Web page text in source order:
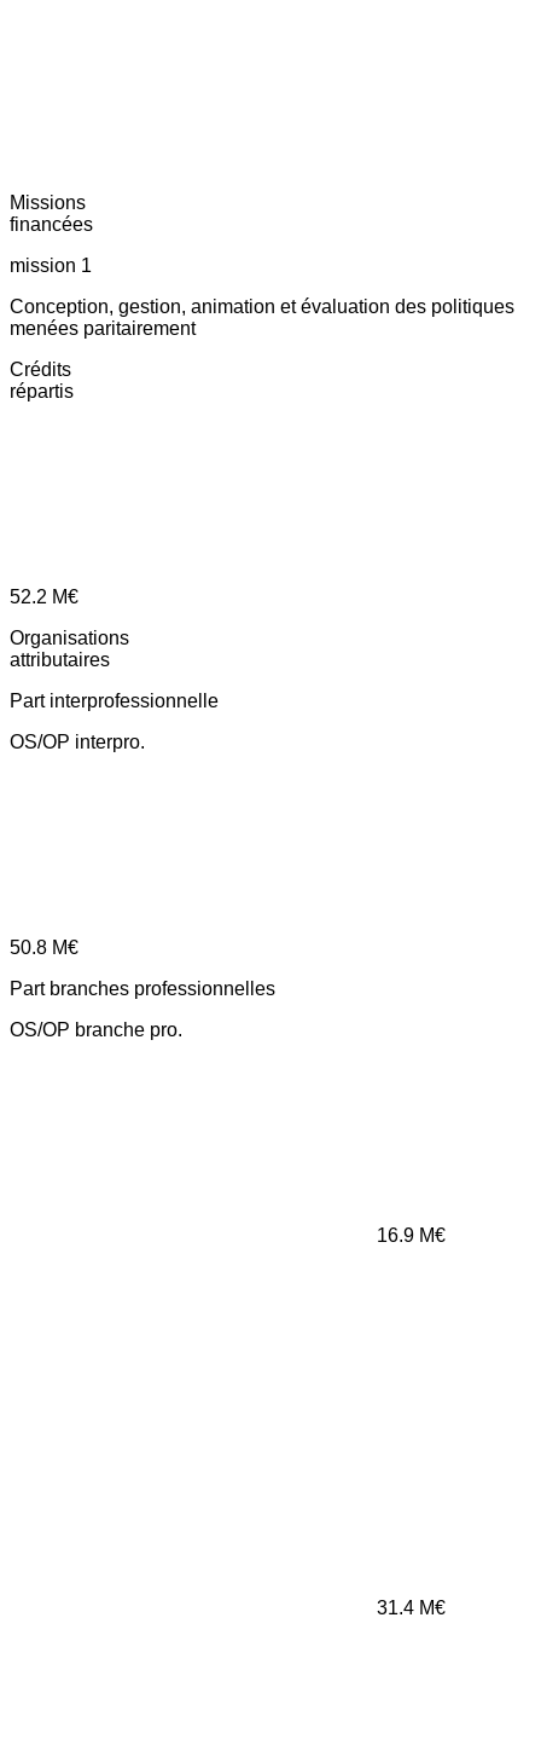
Missions
financées
mission 1
Conception, gestion, animation et évaluation des politiques
menées paritairement
Crédits
répartis
52.2 M€
Organisations
attributaires
Part interprofessionnelle
OS/OP interpro.
50.8 M€
Part branches professionnelles
OS/OP branche pro.
16.9 M€
31.4 M€